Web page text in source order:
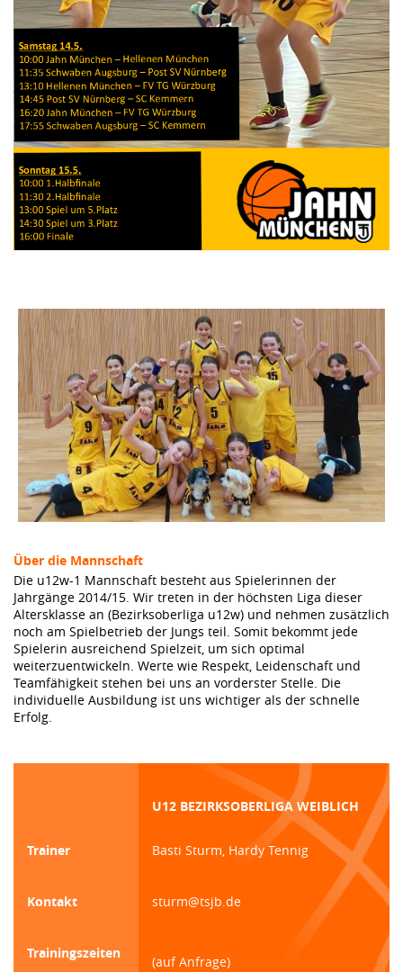
Über die Mannschaft
Die u12w-1 Mannschaft besteht aus Spielerinnen der
Jahrgänge 2014/15. Wir treten in der höchsten Liga dieser
Altersklasse an (Bezirksoberliga u12w) und nehmen zusätzlich
noch am Spielbetrieb der Jungs teil. Somit bekommt jede
Spielerin ausreichend Spielzeit, um sich optimal
weiterzuentwickeln. Werte wie Respekt, Leidenschaft und
Teamfähigkeit stehen bei uns an vorderster Stelle. Die
individuelle Ausbildung ist uns wichtiger als der schnelle
Erfolg.
U12 BEZIRKSOBERLIGA WEIBLICH
Trainer Basti Sturm, Hardy Tennig
Kontakt sturm@tsjb.de
Trainingszeiten
(auf Anfrage)